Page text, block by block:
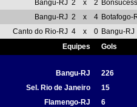
Bangu-RJ 2 x 2
Bangu-RJ 2 x 4 Botafogo-
Canto do Rio-RJ 4 x 0 Bangu-RJ
Equipes Gols
Bangu-RJ
226
Sel. Rio de Janeiro
15
Flamengo-RJ
6